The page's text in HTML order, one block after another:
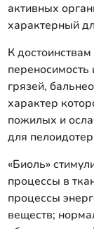
активных
характерный
К
переносимость
грязей,
характер
пожилых и
для
«Биоль»
процессы в
процессы
веществ;